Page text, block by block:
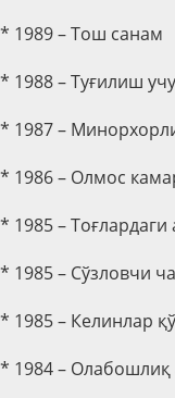
* 1989 – Тош санам
* 1988 – Туғилиш
* 1987 –
* 1986 – Олмос
* 1985 – Тоғлардаги
* 1985 – Сўзловчи
* 1985 – Келинлар
* 1984 – Олабошлиқ